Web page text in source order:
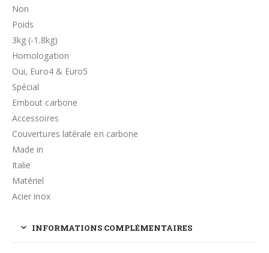
Non
Poids
3kg (-1.8kg)
Homologation
Oui, Euro4 & Euro5
Spécial
Embout carbone
Accessoires
Couvertures latérale en carbone
Made in
Italie
Matériel
Acier inox
INFORMATIONS COMPLÉMENTAIRES